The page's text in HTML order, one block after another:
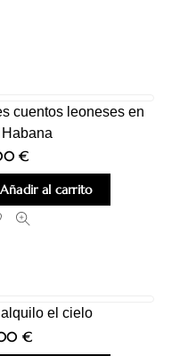
cuentos leoneses en
Habana
€
Añadir al carrito
alquilo el cielo
€